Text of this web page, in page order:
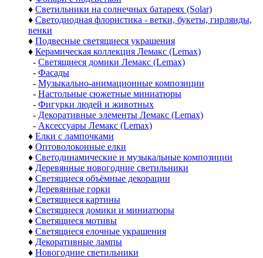
♦ Светильники на солнечных батареях (Solar)
♦ Светодиодная флористика - ветки, букеты, гирлянды,
венки
♦ Подвесные светящиеся украшения
♦ Керамическая коллекция Лемакс (Lemax)
- Светящиеся домики Лемакс (Lemax)
- Фасады
- Музыкально-анимационные композиции
- Настольные сюжетные миниатюры
- Фигурки людей и животных
- Декоративные элементы Лемакс (Lemax)
- Аксессуары Лемакс (Lemax)
♦ Елки с лампочками
♦ Оптоволоконные елки
♦ Светодинамические и музыкальные композиции
♦ Деревянные новогодние светильники
♦ Светящиеся объёмные декорации
♦ Деревянные горки
♦ Светящиеся картины
♦ Светящиеся домики и миниатюры
♦ Светящиеся мотивы
♦ Светящиеся елочные украшения
♦ Декоративные лампы
♦ Новогодние светильники